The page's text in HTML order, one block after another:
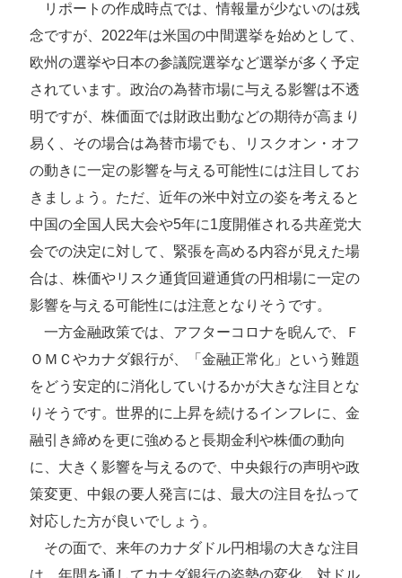
リポートの作成時点では、情報量が少ないのは残
念ですが、2022年は米国の中間選挙を始めとして、
欧州の選挙や日本の参議院選挙など選挙が多く予定
されています。政治の為替市場に与える影響は不透
明ですが、株価面では財政出動などの期待が高まり
易く、その場合は為替市場でも、リスクオン・オフ
の動きに一定の影響を与える可能性には注目してお
きましょう。ただ、近年の米中対立の姿を考えると
中国の全国人民大会や5年に1度開催される共産党大
会での決定に対して、緊張を高める内容が見えた場
合は、株価やリスク通貨回避通貨の円相場に一定の
影響を与える可能性には注意となりそうです。
一方金融政策では、アフターコロナを睨んで、Ｆ
ＯＭＣやカナダ銀行が、「金融正常化」という難題
をどう安定的に消化していけるかが大きな注目とな
りそうです。世界的に上昇を続けるインフレに、金
融引き締めを更に強めると長期金利や株価の動向
に、大きく影響を与えるので、中央銀行の声明や政
策変更、中銀の要人発言には、最大の注目を払って
対応した方が良いでしょう。
その面で、来年のカナダドル円相場の大きな注目